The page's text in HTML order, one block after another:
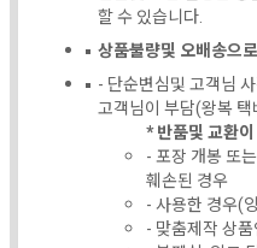
할 수 있습니다.
상품불량및 오배송으
- 단순변심및 고객님
고객님이 부담(왕복 택
* 반품및 교환
- 포장 개봉 또
훼손된 경우
- 사용한 경우(
- 맞춤제작 상